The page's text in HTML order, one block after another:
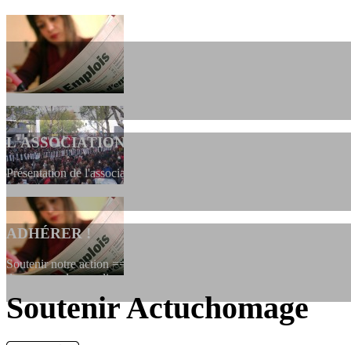
L'ASSOCIATION
Présentation de l'association et de sa charte qui encadre nos actions
ADHÉRER !
Soutenir notre action ==> Si vous souhaitez adhérer à
dessous, en le remplissant et en...
Soutenir Actuchomage